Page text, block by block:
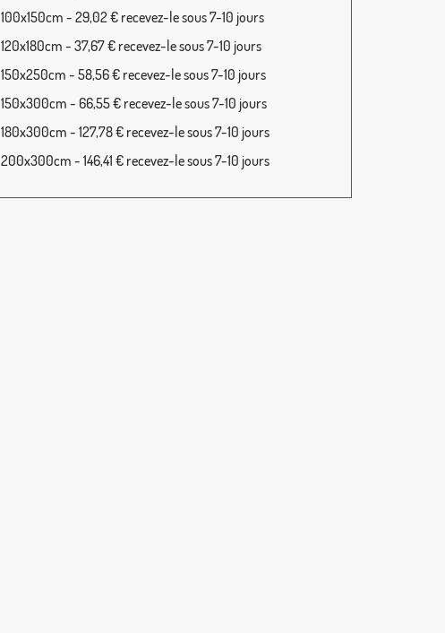
100x150cm - 29,02 € recevez-le sous 7-10 jours
120x180cm - 37,67 € recevez-le sous 7-10 jours
150x250cm - 58,56 € recevez-le sous 7-10 jours
150x300cm - 66,55 € recevez-le sous 7-10 jours
180x300cm - 127,78 € recevez-le sous 7-10 jours
200x300cm - 146,41 € recevez-le sous 7-10 jours